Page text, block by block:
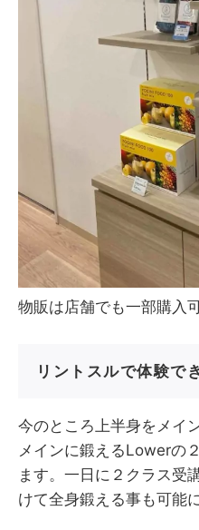
物販は店舗でも一部購入可
リントスルで体験で
今のところ上半身をメイ
メインに鍛えるLowerの
ます。一日に２クラス受
けて全身鍛える事も可能